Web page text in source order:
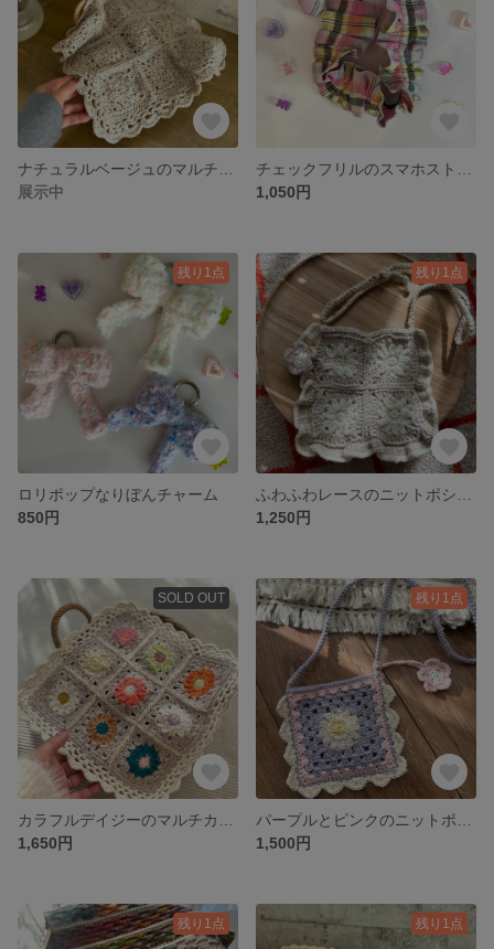
展示中
1,050円
残り1点
ロリポップなりぼんチャーム
850円
残り1点
1,250円
SOLD OUT
1,650円
残り1点
1,500円
残り1点 残り1点